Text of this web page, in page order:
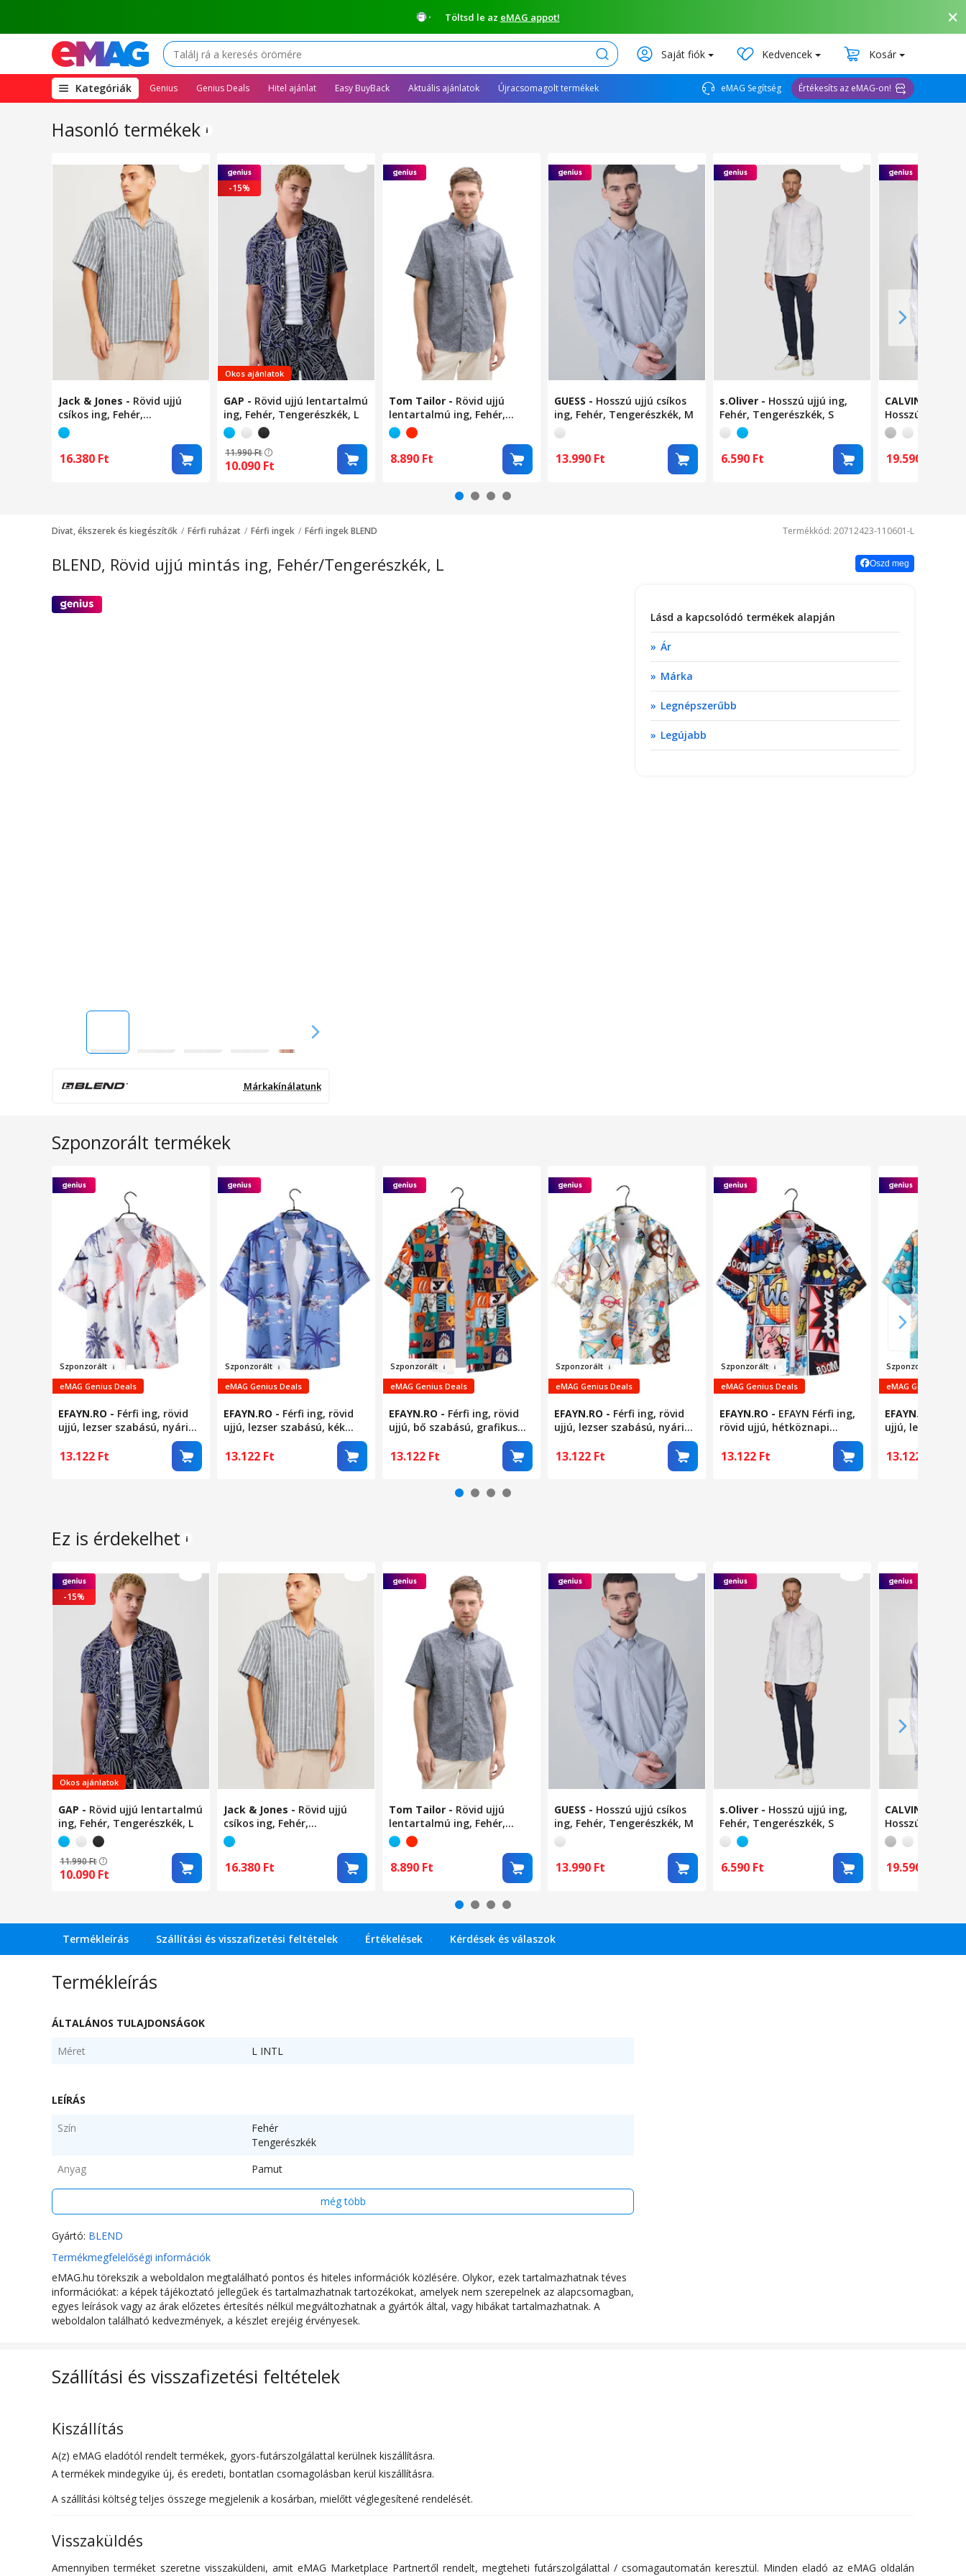
Töltsd le az eMAG appot!
Keresés Saját fiók Kedvencek Kosár
Kategóriák(open
megamenu)
Genius Genius Deals Hitel ajánlat Easy BuyBack Aktuális ajánlatok Újracsomagolt termékek eMAG Segítség Értékesíts az eMAG-on!
Hasonló termékek
Jack & Jones - Rövid ujjú
csíkos ing, Fehér,
Tengerészkék, S
16.380 Ft
-15%
Okos ajánlatok
GAP - Rövid ujjú lentartalmú
ing, Fehér, Tengerészkék, L
11.990Ft
10.090 Ft
Tom Tailor - Rövid ujjú
lentartalmú ing, Fehér,
Tengerészkék, S
8.890 Ft
GUESS - Hosszú ujjú csíkos
ing, Fehér, Tengerészkék, M
13.990 Ft
s.Oliver - Hosszú ujjú ing,
Fehér, Tengerészkék, S
6.590 Ft
CALVIN KLEIN
Hosszú ujjú
Tengerészkék,
19.590
Divat, ékszerek és kiegészítők Férfi ruházat Férfi ingek Férfi ingek BLEND Termékkód: 20712423-110601-L
BLEND, Rövid ujjú mintás ing, Fehér/Tengerészkék, L Oszd meg
Márkakínálatunk
Lásd a kapcsolódó termékek alapján
Ár
Márka
Legnépszerűbb
Legújabb
Szponzorált termékek
Szponzorált
eMAG Genius Deals
EFAYN.RO - Férfi ing, rövid
ujjú, lezser szabású, nyári
tengeri modell, L-es méret,
fehér
13.122 Ft
Szponzorált
eMAG Genius Deals
EFAYN.RO - Férfi ing, rövid
ujjú, lezser szabású, kék
tengeri modell, S-es méret,
kék
13.122 Ft
Szponzorált
eMAG Genius Deals
EFAYN.RO - Férfi ing, rövid
ujjú, bő szabású, grafikus
nyomtatás, L-es méret,
többszínű, EFAYN
13.122 Ft
Szponzorált
eMAG Genius Deals
EFAYN.RO - Férfi ing, rövid
ujjú, lezser szabású, nyári
modell, S-es méret, fehér,
EFAYN
13.122 Ft
Szponzorált
eMAG Genius Deals
EFAYN.RO - EFAYN Férfi ing,
rövid ujjú, hétköznapi
szabású, rajzfilmmintás, L-
es méret, többszínű
13.122 Ft
Szponzorál
eMAG Genius Deals
EFAYN.RO
ujjú, lezser
türkiz, EFAYN
13.122
Ez is érdekelhet
-15%
Okos ajánlatok
GAP - Rövid ujjú lentartalmú
ing, Fehér, Tengerészkék, L
11.990Ft
10.090 Ft
Jack & Jones - Rövid ujjú
csíkos ing, Fehér,
Tengerészkék, S
16.380 Ft
Tom Tailor - Rövid ujjú
lentartalmú ing, Fehér,
Tengerészkék, S
8.890 Ft
GUESS - Hosszú ujjú csíkos
ing, Fehér, Tengerészkék, M
13.990 Ft
s.Oliver - Hosszú ujjú ing,
Fehér, Tengerészkék, S
6.590 Ft
CALVIN KLEIN
Hosszú ujjú
Tengerészkék,
19.590
Termékleírás Szállítási és visszafizetési feltételek Értékelések Kérdések és válaszok
Termékleírás
ÁLTALÁNOS TULAJDONSÁGOK
Méret L INTL
LEÍRÁS
Szín
Fehér
Tengerészkék
Anyag
Pamut
Gallér
Hegyes
Ujjhossz
Rövid ujjú
Zsebek
Belső mellzseb
Külső anyag
még több
Gyártó: BLEND
Termékmegfelelőségi információk
eMAG.hu törekszik a weboldalon megtalálható pontos és hiteles információk közlésére. Olykor, ezek tartalmazhatnak téves
információkat: a képek tájékoztató jellegűek és tartalmazhatnak tartozékokat, amelyek nem szerepelnek az alapcsomagban,
egyes leírások vagy az árak előzetes értesítés nélkül megváltozhatnak a gyártók által, vagy hibákat tartalmazhatnak. A
weboldalon található kedvezmények, a készlet erejéig érvényesek.
Szállítási és visszafizetési feltételek
Kiszállítás
A(z) eMAG eladótól rendelt termékek, gyors-futárszolgálattal kerülnek kiszállításra.
A termékek mindegyike új, és eredeti, bontatlan csomagolásban kerül kiszállításra.
A szállítási költség teljes összege megjelenik a kosárban, mielőtt véglegesítené rendelését.
Visszaküldés
Amennyiben terméket szeretne visszaküldeni, amit eMAG Marketplace Partnertől rendelt, megteheti futárszolgálattal / csomagautomatán keresztül. Minden eladó az eMAG oldalán